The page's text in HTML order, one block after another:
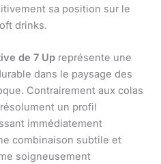
sa position sur le
drinks.
de 7 Up représente une
dans le paysage des
Contrairement aux colas
un profil
immédiatement
combinaison subtile et
soigneusement